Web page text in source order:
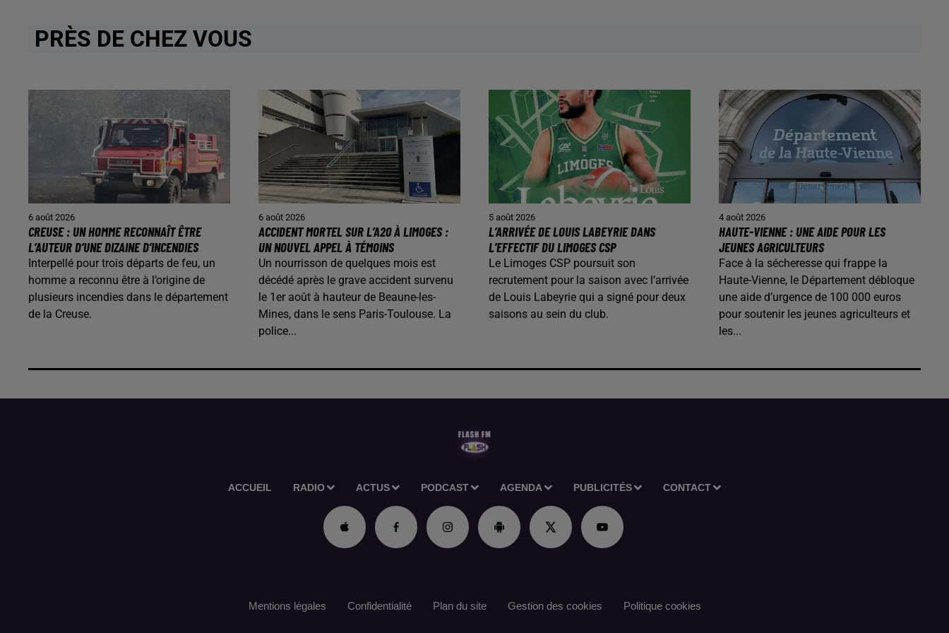
PRÈS DE CHEZ VOUS
6 août 2026
CREUSE : UN HOMME RECONNAÎT ÊTRE
L’AUTEUR D’UNE DIZAINE D’INCENDIES
Interpellé pour trois départs de feu, un
homme a reconnu être à l’origine de
plusieurs incendies dans le département
de la Creuse.
6 août 2026
ACCIDENT MORTEL SUR L’A20 À LIMOGES :
UN NOUVEL APPEL À TÉMOINS
Un nourrisson de quelques mois est
décédé après le grave accident survenu
le 1er août à hauteur de Beaune-les-
Mines, dans le sens Paris-Toulouse. La
police...
5 août 2026
L’ARRIVÉE DE LOUIS LABEYRIE DANS
L’EFFECTIF DU LIMOGES CSP
Le Limoges CSP poursuit son
recrutement pour la saison avec l’arrivée
de Louis Labeyrie qui a signé pour deux
saisons au sein du club.
4 août 2026
HAUTE-VIENNE : UNE AIDE POUR LES
JEUNES AGRICULTEURS
Face à la sécheresse qui frappe la
Haute-Vienne, le Département débloque
une aide d’urgence de 100 000 euros
pour soutenir les jeunes agriculteurs et
les...
ACCUEIL RADIO ACTUS PODCAST AGENDA PUBLICITÉS CONTACT
Mentions légales Confidentialité Plan du site Gestion des cookies Politique cookies